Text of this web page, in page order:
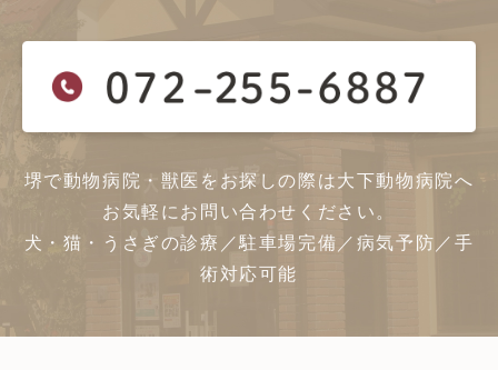
堺で動物病院・獣医をお探しの際は大下動物病院へ
お気軽にお問い合わせください。
犬・猫・うさぎの診療／駐車場完備／病気予防／手
術対応可能